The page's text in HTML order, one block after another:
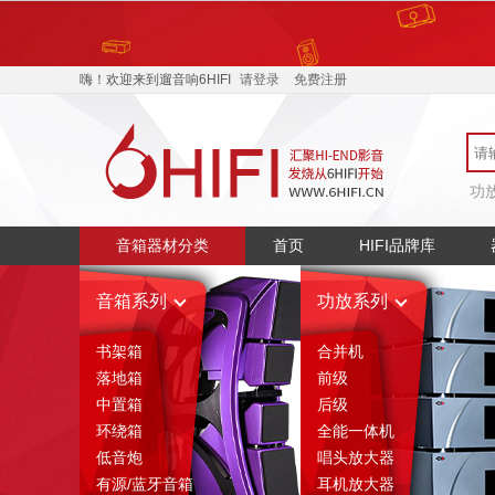
嗨！欢迎来到遛音响6HIFI 请登录 免费注册
功
音箱器材分类 首页 HIFI品牌库
音箱系列
书架箱
落地箱
中置箱
环绕箱
低音炮
有源/蓝牙音箱
功放系列
合并机
前级
后级
全能一体机
唱头放大器
耳机放大器
产品介